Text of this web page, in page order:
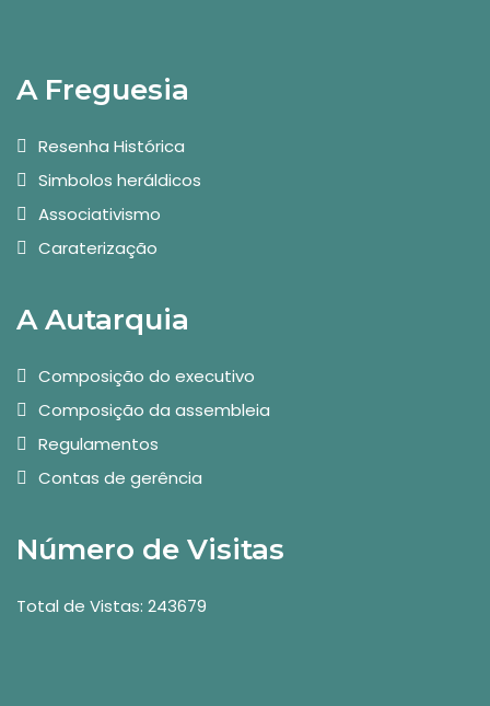
A Freguesia
Resenha Histórica
Simbolos heráldicos
Associativismo
Caraterização
A Autarquia
Composição do executivo
Composição da assembleia
Regulamentos
Contas de gerência
Número de Visitas
Total de Vistas: 243679